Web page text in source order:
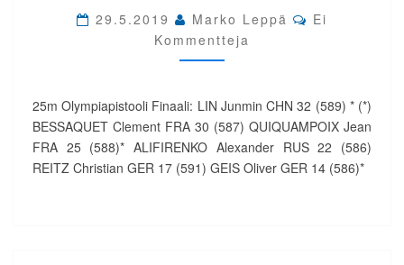
RANSKAAN
JA
VENÄJÄLLE
29.5.2019 Marko Leppä Comments
Ei
Kommentteja
25m Olympiapistooli Finaali: LIN Junmin CHN 32 (589) * (*)
BESSAQUET Clement FRA 30 (587) QUIQUAMPOIX Jean
FRA 25 (588)* ALIFIRENKO Alexander RUS 22 (586)
REITZ Christian GER 17 (591) GEIS Oliver GER 14 (586)*